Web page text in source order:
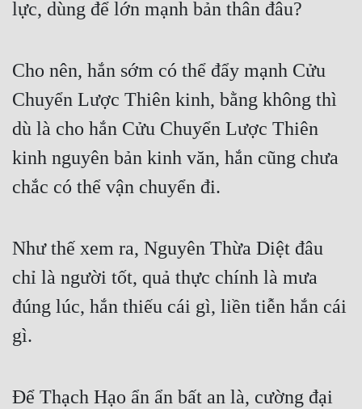
lực, dùng để lớn mạnh bản thân đâu?
Cho nên, hắn sớm có thể đẩy mạnh Cửu
Chuyển Lược Thiên kinh, bằng không thì
dù là cho hắn Cửu Chuyển Lược Thiên
kinh nguyên bản kinh văn, hắn cũng chưa
chắc có thể vận chuyển đi.
Như thế xem ra, Nguyên Thừa Diệt đâu
chỉ là người tốt, quả thực chính là mưa
đúng lúc, hắn thiếu cái gì, liền tiễn hắn cái
gì.
Để Thạch Hạo ẩn ẩn bất an là, cường đại